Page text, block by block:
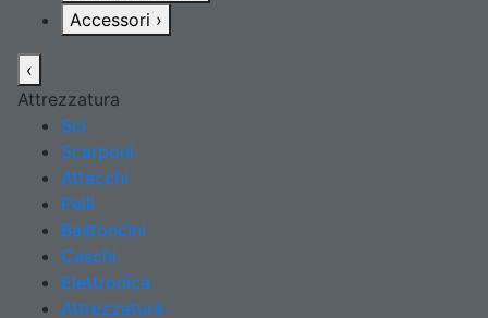
Accessori ›
‹
Attrezzatura
Sci
Scarponi
Attacchi
Pelli
Bastoncini
Caschi
Elettronica
Attrezzatura